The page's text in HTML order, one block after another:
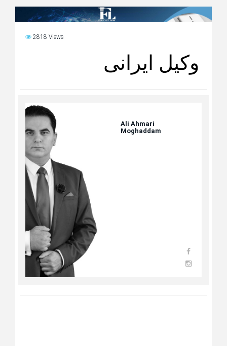
2818 Views
وکیل ایرانی
Ali Ahmari
Moghaddam